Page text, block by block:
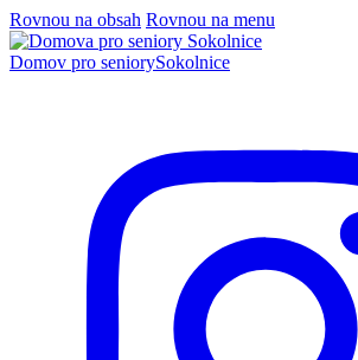
Rovnou na obsah Rovnou na menu
Domov pro seniorySokolnice